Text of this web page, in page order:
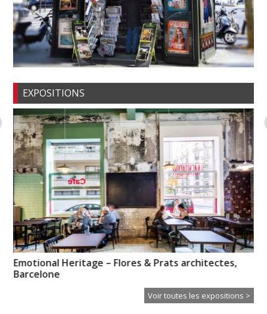
EXPOSITIONS
Emotional Heritage – Flores & Prats architectes,
Barcelone
Voir toutes les expositions >